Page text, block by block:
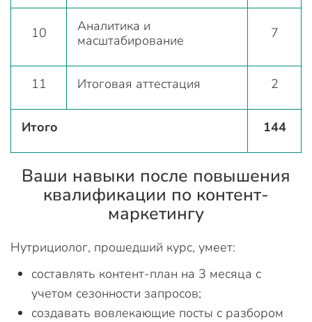
10
Аналитика и
масштабирование
7
11 Итоговая аттестация 2
Итого 144
Ваши навыки после повышения
квалификации по контент-
маркетингу
Нутрициолог, прошедший курс, умеет:
составлять контент-план на 3 месяца с
учетом сезонности запросов;
создавать вовлекающие посты с разбором